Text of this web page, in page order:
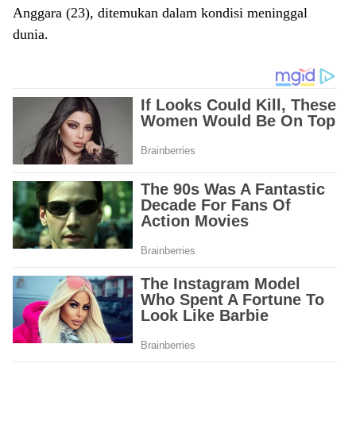
Anggara (23), ditemukan dalam kondisi meninggal
dunia.